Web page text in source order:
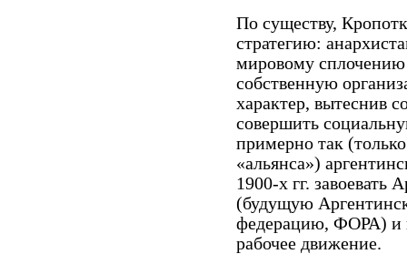
По существу,
стратегию:
мировому сплочению
собственную
характер, вытеснив
совершить
примерно так
«альянса»)
1900-х гг.
(будущую
федерацию, ФОРА) и
рабочее движение.